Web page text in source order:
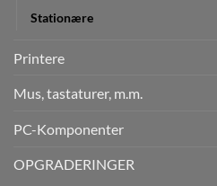
Stationære
Printere
Mus, tastaturer, m.m.
PC-Komponenter
OPGRADERINGER